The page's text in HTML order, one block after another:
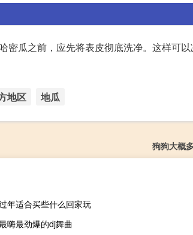
瓜之前，应先将表皮彻底洗净。这样可
地区 地瓜
狗狗大概
年适合买些什么回家玩
嗨最劲爆的dj舞曲